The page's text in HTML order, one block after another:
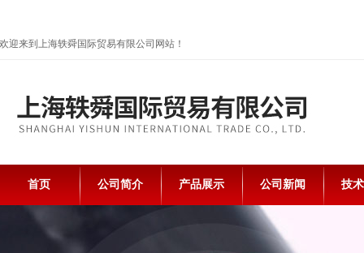
欢迎来到上海轶舜国际贸易有限公司网站！
首页 公司简介 产品展示 公司新闻 技